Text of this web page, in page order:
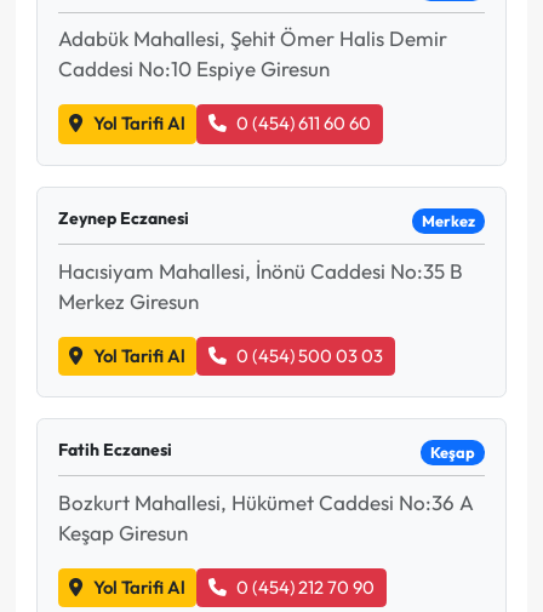
Adabük Mahallesi, Şehit Ömer Halis Demir
Caddesi No:10 Espiye Giresun
Yol Tarifi Al 0 (454) 611 60 60
Zeynep Eczanesi Merkez
Hacısiyam Mahallesi, İnönü Caddesi No:35 B
Merkez Giresun
Yol Tarifi Al 0 (454) 500 03 03
Fatih Eczanesi Keşap
Bozkurt Mahallesi, Hükümet Caddesi No:36 A
Keşap Giresun
Yol Tarifi Al 0 (454) 212 70 90